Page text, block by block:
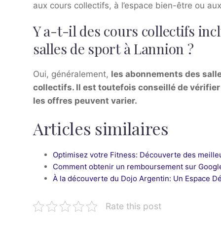
aux cours collectifs, à l’espace bien-être ou
Y a-t-il des cours collectifs
salles de sport à Lannion ?
Oui, généralement, les abonnements des
collectifs. Il est toutefois conseillé de
les offres peuvent varier.
Articles similaires
Optimisez votre Fitness: Découverte des
Comment obtenir un remboursement sur
À la découverte du Dojo Argentin: Un Espace
Rate this post